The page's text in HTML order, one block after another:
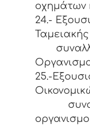
οχημάτων
24.-
25.-